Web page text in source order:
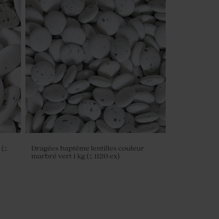
Dragées baptême lentilles couleur
marbré vert 1 kg (± 1120 ex)